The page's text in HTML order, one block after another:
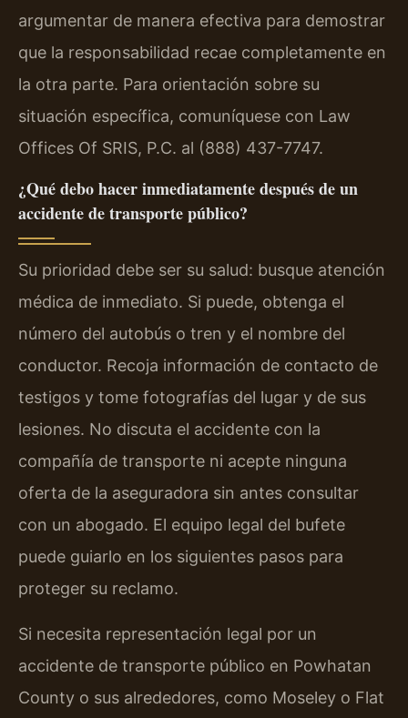
argumentar de manera efectiva para demostrar
que la responsabilidad recae completamente en
la otra parte. Para orientación sobre su
situación específica, comuníquese con Law
Offices Of SRIS, P.C. al (888) 437-7747.
¿Qué debo hacer inmediatamente después de un
accidente de transporte público?
Su prioridad debe ser su salud: busque atención
médica de inmediato. Si puede, obtenga el
número del autobús o tren y el nombre del
conductor. Recoja información de contacto de
testigos y tome fotografías del lugar y de sus
lesiones. No discuta el accidente con la
compañía de transporte ni acepte ninguna
oferta de la aseguradora sin antes consultar
con un abogado. El equipo legal del bufete
puede guiarlo en los siguientes pasos para
proteger su reclamo.
Si necesita representación legal por un
accidente de transporte público en Powhatan
County o sus alrededores, como Moseley o Flat